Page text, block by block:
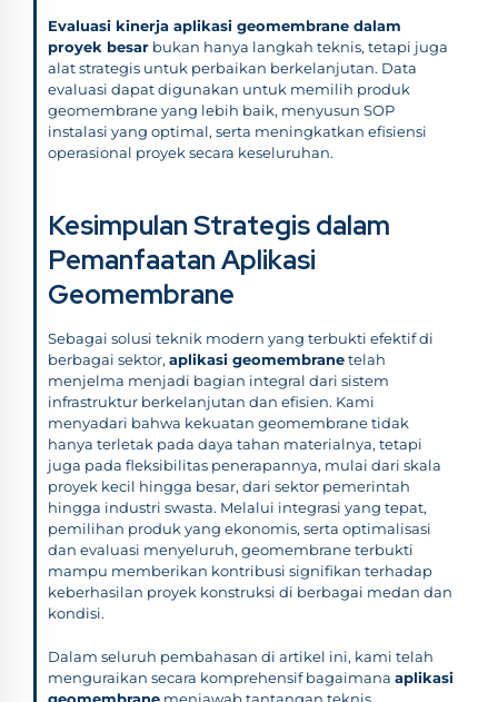
Evaluasi kinerja aplikasi geomembrane dalam
proyek besar bukan hanya langkah teknis, tetapi juga
alat strategis untuk perbaikan berkelanjutan. Data
evaluasi dapat digunakan untuk memilih produk
geomembrane yang lebih baik, menyusun SOP
instalasi yang optimal, serta meningkatkan efisiensi
operasional proyek secara keseluruhan.
Kesimpulan Strategis dalam
Pemanfaatan Aplikasi
Geomembrane
Sebagai solusi teknik modern yang terbukti efektif di
berbagai sektor, aplikasi geomembranetelah
menjelma menjadi bagian integral dari sistem
infrastruktur berkelanjutan dan efisien. Kami
menyadari bahwa kekuatan geomembrane tidak
hanya terletak pada daya tahan materialnya, tetapi
juga pada fleksibilitas penerapannya, mulai dari skala
proyek kecil hingga besar, dari sektor pemerintah
hingga industri swasta. Melalui integrasi yang tepat,
pemilihan produk yang ekonomis, serta optimalisasi
dan evaluasi menyeluruh, geomembrane terbukti
mampu memberikan kontribusi signifikan terhadap
keberhasilan proyek konstruksi di berbagai medan dan
kondisi.
Dalam seluruh pembahasan di artikel ini, kami telah
menguraikan secara komprehensif bagaimana aplikasi
geomembrane menjawab tantangan teknis,